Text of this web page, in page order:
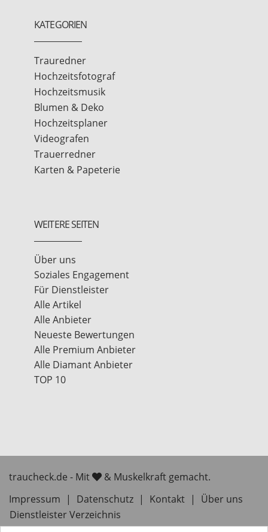
KATEGORIEN
Trauredner
Hochzeitsfotograf
Hochzeitsmusik
Blumen & Deko
Hochzeitsplaner
Videografen
Trauerredner
Karten & Papeterie
WEITERE SEITEN
Über uns
Soziales Engagement
Für Dienstleister
Alle Artikel
Alle Anbieter
Neueste Bewertungen
Alle Premium Anbieter
Alle Diamant Anbieter
TOP 10
traucheck.de - Mit
& Muskelkraft gemacht.
Impressum
| Datenschutz | Kontakt |
Über uns
Dienstleister Verzeichnis